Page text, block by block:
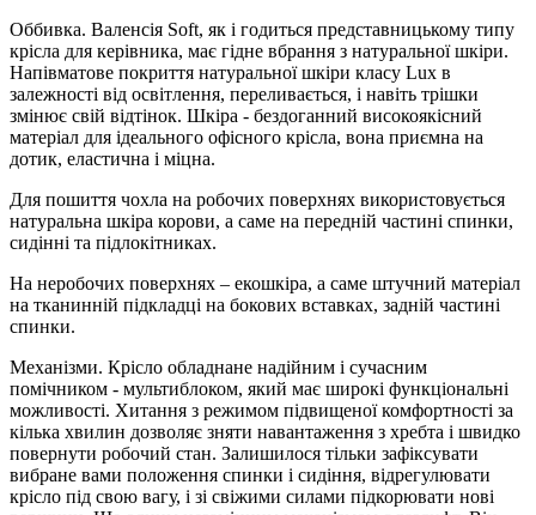
Оббивка. Валенсія Soft, як і годиться представницькому типу
крісла для керівника, має гідне вбрання з натуральної шкіри.
Напівматове покриття натуральної шкіри класу Lux в
залежності від освітлення, переливається, і навіть трішки
змінює свій відтінок. Шкіра - бездоганний високоякісний
матеріал для ідеального офісного крісла, вона приємна на
дотик, еластична і міцна.
Для пошиття чохла на робочих поверхнях використовується
натуральна шкіра корови, а саме на передній частині спинки,
сидінні та підлокітниках.
На неробочих поверхнях – екошкіра, а саме штучний матеріал
на тканинній підкладці на бокових вставках, задній частині
спинки.
Механізми. Крісло обладнане надійним і сучасним
помічником - мультиблоком, який має широкі функціональні
можливості. Хитання з режимом підвищеної комфортності за
кілька хвилин дозволяє зняти навантаження з хребта і швидко
повернути робочий стан. Залишилося тільки зафіксувати
вибране вами положення спинки і сидіння, відрегулювати
крісло під свою вагу, і зі свіжими силами підкорювати нові